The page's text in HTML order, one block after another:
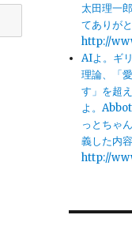
太田理一
てありが
http://
AIよ。ギ
理論、「
す」を超
よ。
っとちゃ
義した内
http://